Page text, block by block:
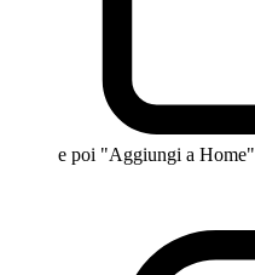
e poi "Aggiungi a Home"